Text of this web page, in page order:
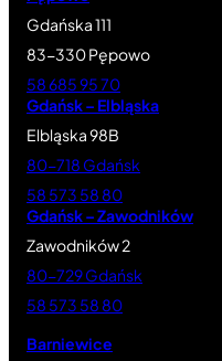
Gdańska 111
83-330 Pępowo
58 685 95 70
Gdańsk – Elbląska
Elbląska 98B
80-718 Gdańsk
58 573 58 80
Gdańsk – Zawodników
Zawodników 2
80-729 Gdańsk
58 573 58 80
Barniewice